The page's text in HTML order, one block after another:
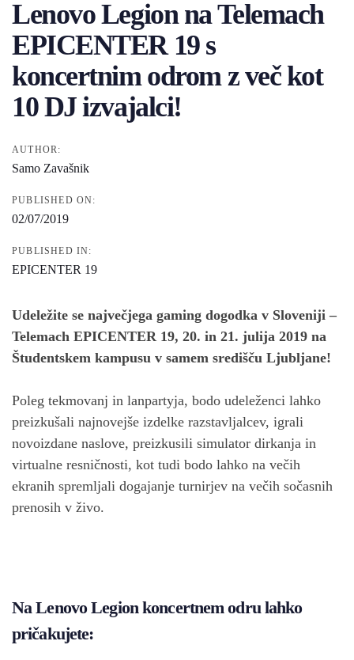
Lenovo Legion na Telemach
EPICENTER 19 s
koncertnim odrom z več kot
10 DJ izvajalci!
AUTHOR:
Samo Zavašnik
PUBLISHED ON:
02/07/2019
PUBLISHED IN:
EPICENTER 19
Udeležite se največjega gaming dogodka v Sloveniji –
Telemach EPICENTER 19, 20. in 21. julija 2019 na
Študentskem kampusu v samem središču Ljubljane!
Poleg tekmovanj in lanpartyja, bodo udeleženci lahko
preizkušali najnovejše izdelke razstavljalcev, igrali
novoizdane naslove, preizkusili simulator dirkanja in
virtualne resničnosti, kot tudi bodo lahko na večih
ekranih spremljali dogajanje turnirjev na večih sočasnih
prenosih v živo.
Na Lenovo Legion koncertnem odru lahko
pričakujete: